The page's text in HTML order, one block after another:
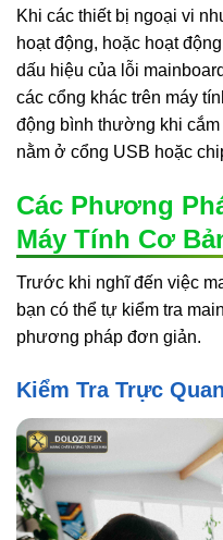
Khi các thiết bị ngoại vi
hoạt động, hoặc hoạt
dấu hiệu của lỗi
các cổng khác trên máy
động bình thường khi
nằm ở cổng USB hoặc
Các Phương
Máy Tính Cơ
Trước khi nghĩ đến việc
bạn có thể tự kiểm tra
phương pháp đơn giản.
Kiểm Tra Trực